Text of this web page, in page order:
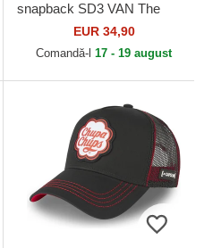
snapback SD3 VAN The
Mystery Machine Scooby-
Doo de Capslab
EUR 34,90
Comandă-l 17 - 19 august